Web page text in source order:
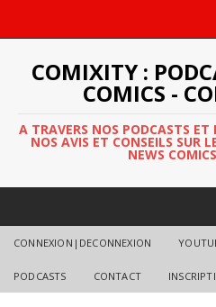
COMIXITY :
COMICS -
A TRAVERS NOS PODCASTS ET
NOS AVIS ET CONSEILS SUR
NEWS
CONNEXION|DECONNEXION
PODCASTS CONTACT